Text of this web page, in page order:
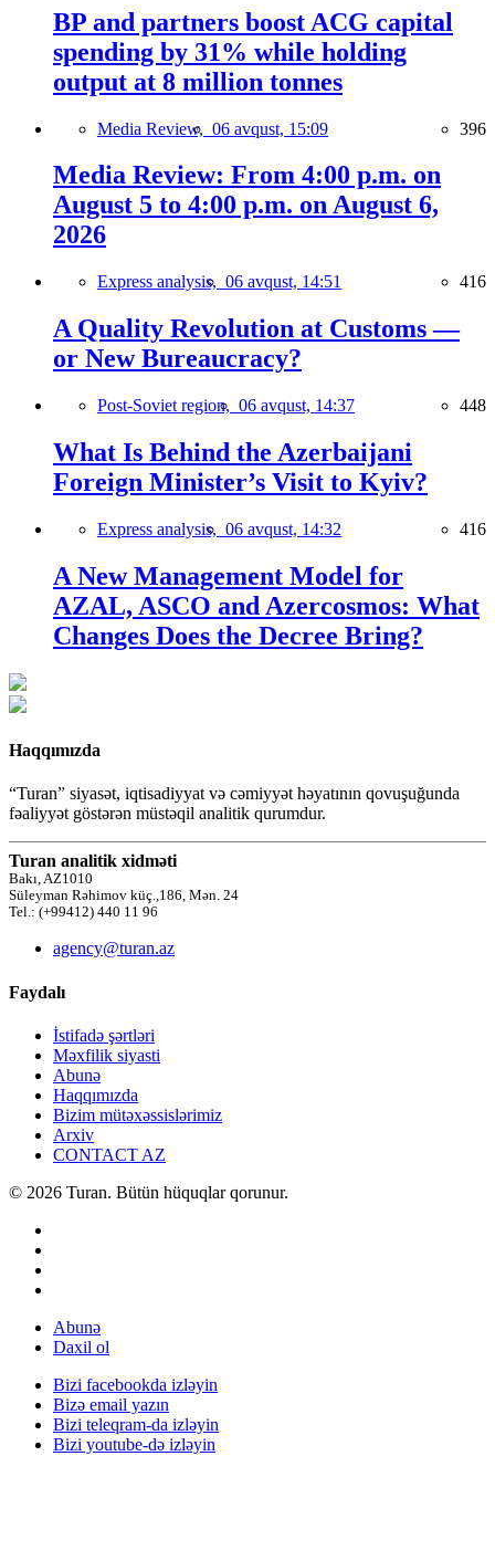
BP and partners boost ACG capital
spending by 31% while holding
output at 8 million tonnes
Media Review, 06 avqust, 15:09 396
Media Review: From 4:00 p.m. on
August 5 to 4:00 p.m. on August 6,
2026
Express analysis, 06 avqust, 14:51 416
A Quality Revolution at Customs —
or New Bureaucracy?
Post-Soviet region, 06 avqust, 14:37 448
What Is Behind the Azerbaijani
Foreign Minister’s Visit to Kyiv?
Express analysis, 06 avqust, 14:32 416
A New Management Model for
AZAL, ASCO and Azercosmos: What
Changes Does the Decree Bring?
Haqqımızda
“Turan” siyasət, iqtisadiyyat və cəmiyyət həyatının qovuşuğunda
fəaliyyət göstərən müstəqil analitik qurumdur.
Turan analitik xidməti
Bakı, AZ1010
Süleyman Rəhimov küç.,186, Mən. 24
Tel.: (+99412) 440 11 96
agency@turan.az
Faydalı
İstifadə şərtləri
Məxfilik siyasti
Abunə
Haqqımızda
Bizim mütəxəssislərimiz
Arxiv
CONTACT AZ
© 2026 Turan. Bütün hüquqlar qorunur.
Abunə
Daxil ol
Bizi facebookda izləyin
Bizə email yazın
Bizi teleqram-da izləyin
Bizi youtube-də izləyin